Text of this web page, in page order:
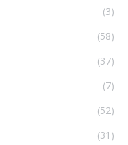
(3)
(58)
(37)
(7)
(52)
(31)